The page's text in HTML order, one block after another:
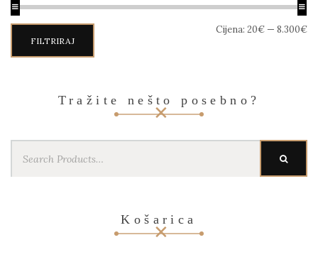
Min
cijena
Maks
cijenaFILTRIRAJ
Cijena: 20€ — 8.300€
Tražite nešto posebno?
Košarica